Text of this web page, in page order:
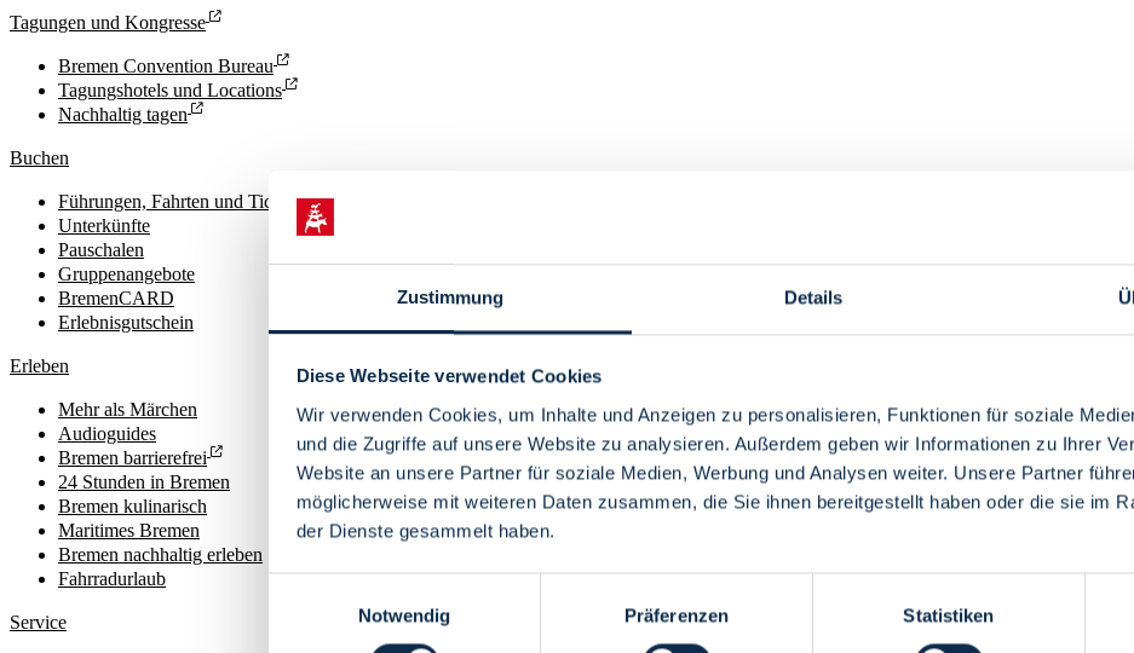
Zustimmung Details
Diese Webseite verwendet Cookies
Wir verwenden Cookies, um Inhalte und Anzeigen zu personalisieren, Funktionen für soziale
und die Zugriffe auf unsere Website zu analysieren. Außerdem geben wir Informationen zu Ihrer
Website an unsere Partner für soziale Medien, Werbung und Analysen weiter. Unsere Partner
möglicherweise mit weiteren Daten zusammen, die Sie ihnen bereitgestellt haben oder die sie im
der Dienste gesammelt haben.
Notwendig
Präferenzen Statistiken
Tagungen und Kongresse
Bremen Convention Bureau
Tagungshotels und Locations
Nachhaltig tagen
Buchen
Führungen, Fahrten und Tickets
Unterkünfte
Pauschalen
Gruppenangebote
BremenCARD
Erlebnisgutschein
Erleben
Mehr als Märchen
Audioguides
Bremen barrierefrei
24 Stunden in Bremen
Bremen kulinarisch
Maritimes Bremen
Bremen nachhaltig erleben
Fahrradurlaub
Service